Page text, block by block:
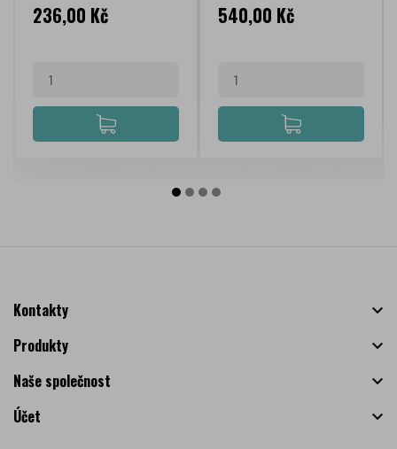
Cena
236,00 Kč Cena
540,00 Kč
Kontakty

Produkty

Naše společnost

Účet
